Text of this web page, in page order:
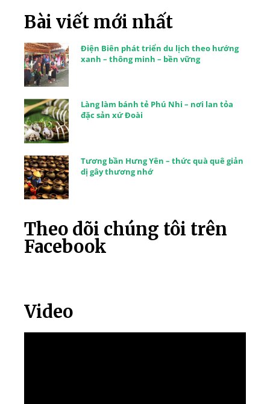
Bài viết mới nhất
Điện Biên phát triển du lịch theo hướng
xanh – thông minh – bền vững
Làng làm bánh tẻ Phú Nhi – nơi lan tỏa
đặc sản xứ Đoài
Tương bần Hưng Yên – thức quà quê giản
dị gây thương nhớ
Theo dõi chúng tôi trên
Facebook
Video